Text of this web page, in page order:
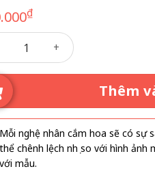
₫
104 số lượng
Thêm
Mỗi nghệ nhân cắm hoa sẽ có sự
thể chênh lệch nhẹ so với hình
với mẫu.